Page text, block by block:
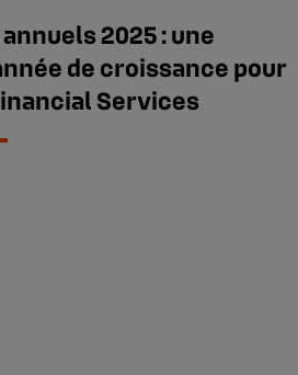
2025 : une
de croissance pour
Services